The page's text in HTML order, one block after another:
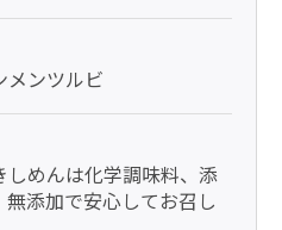
メンツルビ
めんは化学調味料、添
添加で安心してお召し